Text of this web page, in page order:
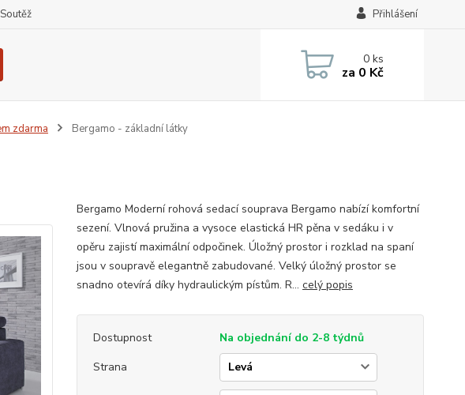
Soutěž Přihlášení
0ks
za 0 Kč
zdarma Bergamo - základní látky
Bergamo Moderní rohová sedací souprava Bergamo nabízí komfortní
sezení. Vlnová pružina a vysoce elastická HR pěna v sedáku i v
opěru zajistí maximální odpočinek. Úložný prostor i rozklad na spaní
jsou v soupravě elegantně zabudované. Velký úložný prostor se
snadno otevírá díky hydraulickým pístům. R... celý popis
Dostupnost
Na objednání do 2-8 týdnů
Strana